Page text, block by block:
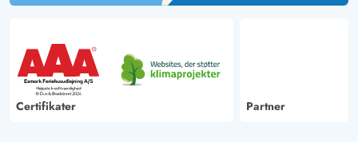
Certifikater Partner